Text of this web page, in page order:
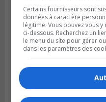
Certains fournisseurs sont
données à caractère
légitime. Vous pouvez vous
ci-dessous. Recherchez un
le menu du site pour gérer
dans les paramètres des